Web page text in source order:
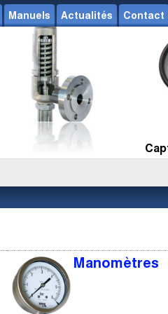
Manuels Actualités Contact
Manomètres